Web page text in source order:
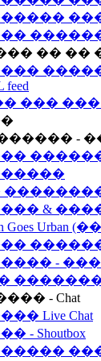
�� ��
feed
���
&
Goes
-
�
- Chat
Live Chat
- Shoutbox